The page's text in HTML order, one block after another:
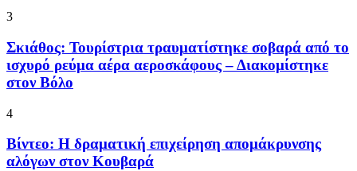
3
Σκιάθος: Τουρίστρια τραυματίστηκε σοβαρά από το
ισχυρό ρεύμα αέρα αεροσκάφους – Διακομίστηκε
στον Βόλο
4
Βίντεο: Η δραματική επιχείρηση απομάκρυνσης
αλόγων στον Κουβαρά